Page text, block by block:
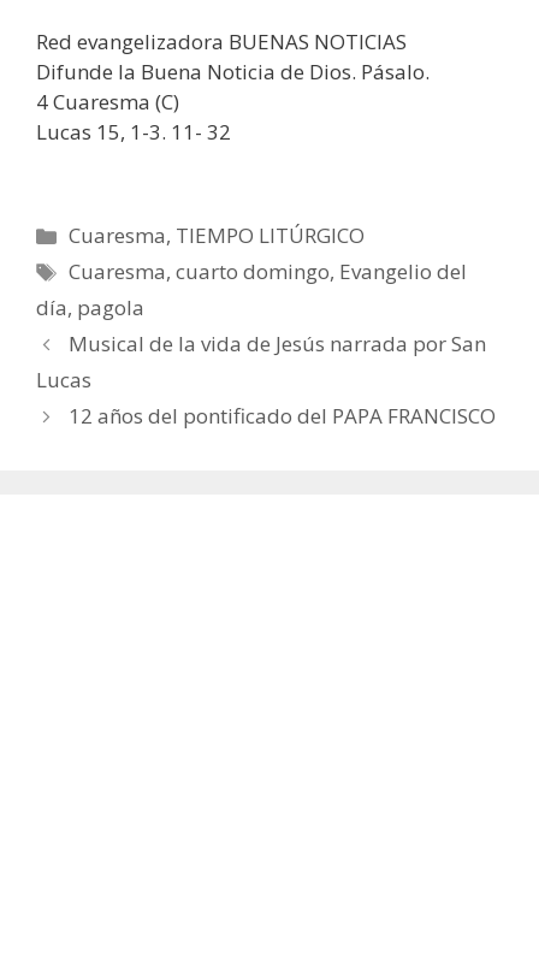
Red evangelizadora BUENAS NOTICIAS
Difunde la Buena Noticia de Dios. Pásalo.
4 Cuaresma (C)
Lucas 15, 1-3. 11- 32
Categorías
Cuaresma, TIEMPO LITÚRGICO
Etiquetas
Cuaresma,cuarto domingo, Evangelio del
día, pagola
Musical de la vida de Jesús narrada por San
Lucas
12 años del pontificado del PAPA FRANCISCO